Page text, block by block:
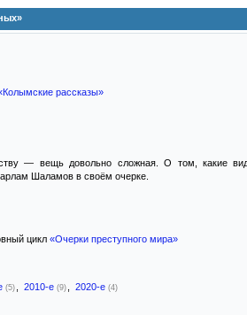
рассказы»
— вещь довольно сложная. О том, какие
Шаламов в своём очерке.
цикл «Очерки преступного мира»
(5) 2010-е (9) 2020-е (4)